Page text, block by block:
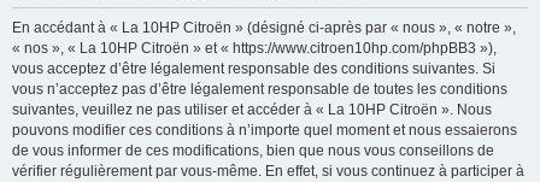
En accédant à « La 10HP Citroën » (désigné ci-après par « nous », « notre »,
« nos », « La 10HP Citroën » et « https://www.citroen10hp.com/phpBB3 »),
vous acceptez d’être légalement responsable des conditions suivantes. Si
vous n’acceptez pas d’être légalement responsable de toutes les conditions
suivantes, veuillez ne pas utiliser et accéder à « La 10HP Citroën ». Nous
pouvons modifier ces conditions à n’importe quel moment et nous essaierons
de vous informer de ces modifications, bien que nous vous conseillons de
vérifier régulièrement par vous-même. En effet, si vous continuez à participer à